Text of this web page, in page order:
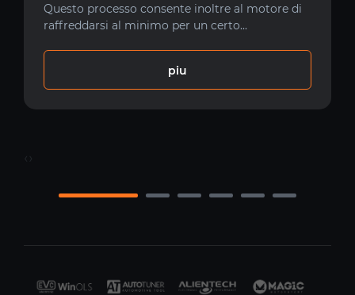
Questo processo consente inoltre al motore di
raffreddarsi al minimo per un certo...
piu
‹